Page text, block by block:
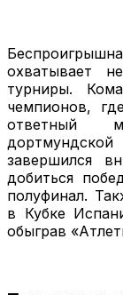
охватывает
турниры.
чемпионов,
ответный
завершился
добиться
полуфинал.
в Кубке
обыграв